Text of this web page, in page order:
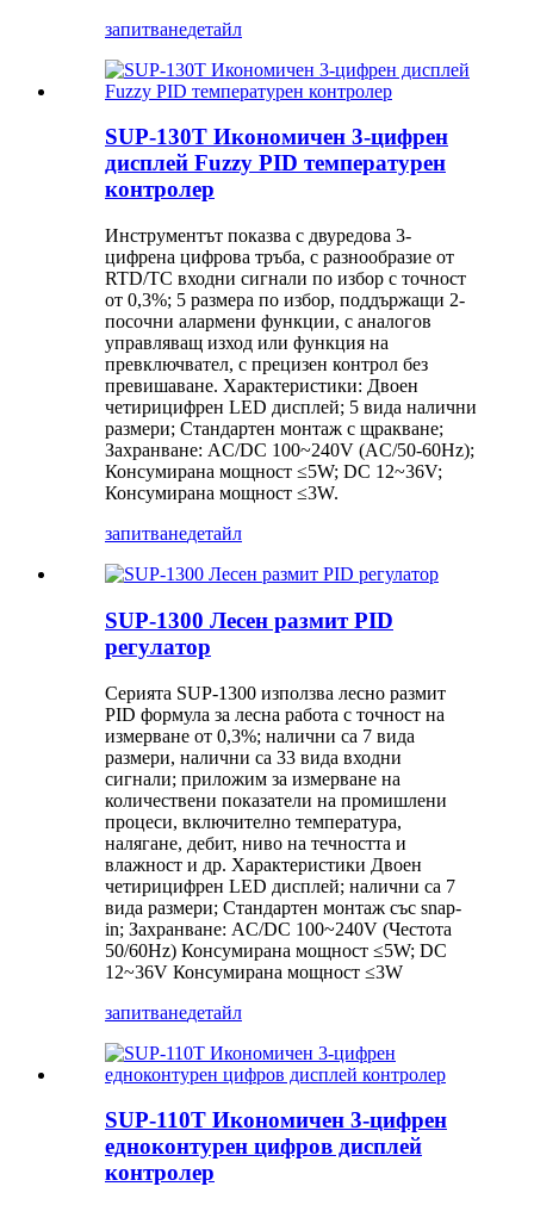
запитванедетайл
SUP-130T Икономичен 3-цифрен
дисплей Fuzzy PID температурен
контролер
Инструментът показва с двуредова 3-
цифрена цифрова тръба, с разнообразие от
RTD/TC входни сигнали по избор с точност
от 0,3%; 5 размера по избор, поддържащи 2-
посочни алармени функции, с аналогов
управляващ изход или функция на
превключвател, с прецизен контрол без
превишаване. Характеристики: Двоен
четирицифрен LED дисплей; 5 вида налични
размери; Стандартен монтаж с щракване;
Захранване: AC/DC 100~240V (AC/50-60Hz);
Консумирана мощност ≤5W; DC 12~36V;
Консумирана мощност ≤3W.
запитванедетайл
SUP-1300 Лесен размит PID
регулатор
Серията SUP-1300 използва лесно размит
PID формула за лесна работа с точност на
измерване от 0,3%; налични са 7 вида
размери, налични са 33 вида входни
сигнали; приложим за измерване на
количествени показатели на промишлени
процеси, включително температура,
налягане, дебит, ниво на течността и
влажност и др. Характеристики Двоен
четирицифрен LED дисплей; налични са 7
вида размери; Стандартен монтаж със snap-
in; Захранване: AC/DC 100~240V (Честота
50/60Hz) Консумирана мощност ≤5W; DC
12~36V Консумирана мощност ≤3W
запитванедетайл
SUP-110T Икономичен 3-цифрен
едноконтурен цифров дисплей
контролер